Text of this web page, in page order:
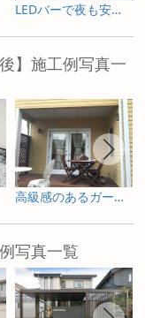
LEDバーで夜も安心なアプローチ
】施工例写真一
高級感のあるガーデンルームで寛ぐリフォーム庭工事
写真一覧